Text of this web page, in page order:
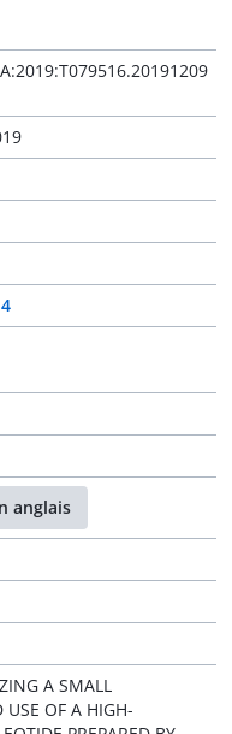
anglais
A SMALL
OF A HIGH-